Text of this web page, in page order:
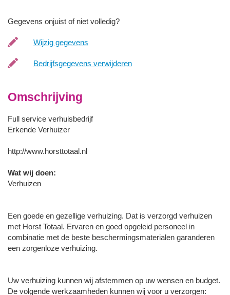
Gegevens onjuist of niet volledig?
Wijzig gegevens
Bedrijfsgegevens verwijderen
Omschrijving
Full service verhuisbedrijf
Erkende Verhuizer
http://www.horsttotaal.nl
Wat wij doen:
Verhuizen
Een goede en gezellige verhuizing. Dat is verzorgd verhuizen
met Horst Totaal. Ervaren en goed opgeleid personeel in
combinatie met de beste beschermingsmaterialen garanderen
een zorgenloze verhuizing.
Uw verhuizing kunnen wij afstemmen op uw wensen en budget.
De volgende werkzaamheden kunnen wij voor u verzorgen: